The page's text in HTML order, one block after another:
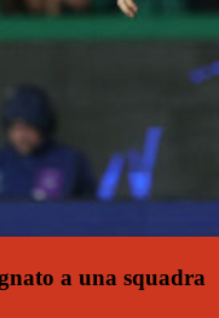
a una squadra